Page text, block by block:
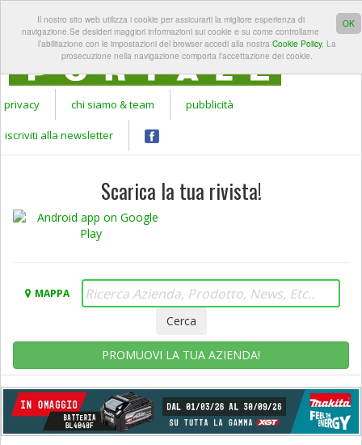
OK
Il nostro sito web utilizza i cookie per assicurarti la migliore esperienza di
navigazione.Se desideri maggiori informazioni sui cookie e su come controllarne
l’abilitazione con le impostazioni del browser accedi alla nostra Cookie Policy. La
prosecuzione nella navigazione comporta l'accettazione dei cookie.
GARDEN
PORTALE
LOGIN
privacy chi siamo & team pubblicità
iscriviti alla newsletter
Scarica la tua rivista!
MAPPA
PROMUOVI LA TUA AZIENDA!